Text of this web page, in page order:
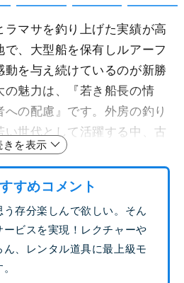
マサを釣り上げた実績が高
、大型船を保有しルアーフ
動を与え続けているのが新勝
の魅力は、『若き船長の情
の配慮』です。外房の釣り
い世代として活躍する中、古
新な視点から釣果への正解を
グは、信頼と期待感を感じま
1からルアーフィッシングを
、初心者にヒラマサを釣り上
と、レンタルタックルには最
」を完備！最高峰の道具を使
フィッシングの世界へ、飛び
きを表示
すめコメント
存分楽しんで欲しい。そん
ビスを実現！レクチャーや
、レンタル道具に最上級モ